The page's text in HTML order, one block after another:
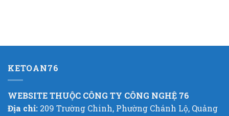
KETOAN76
WEBSITE THUỘC CÔNG TY CÔNG NGHỆ 76
Địa chỉ: 209 Trường Chinh, Phường Chánh Lộ, Quảng